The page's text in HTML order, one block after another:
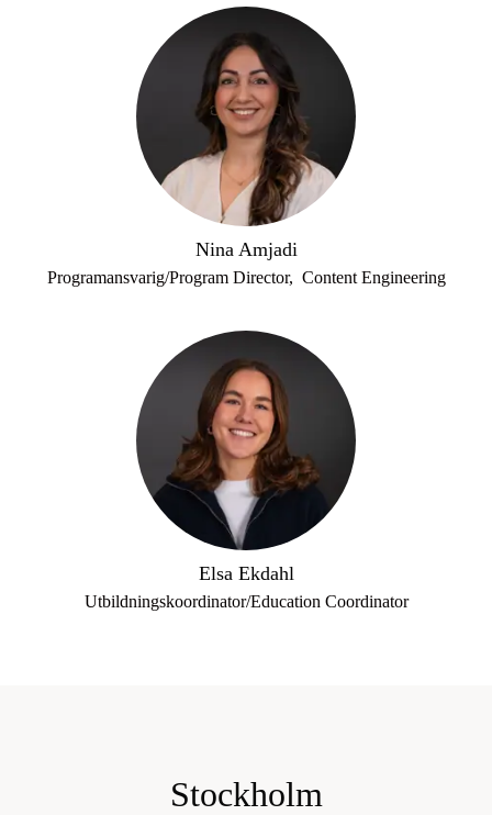
Nina Amjadi
Programansvarig/Program Director, Content Engineering
Elsa Ekdahl
Utbildningskoordinator/Education Coordinator
Stockholm